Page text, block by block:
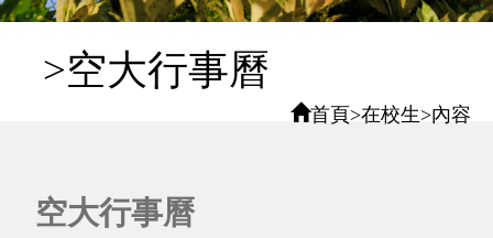
塊
>空大行事曆
首頁>在校生>內容
空大行事曆